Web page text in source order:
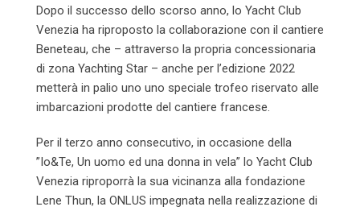
Dopo il successo dello scorso anno, lo Yacht Club
Venezia ha riproposto la collaborazione con il cantiere
Beneteau, che – attraverso la propria concessionaria
di zona Yachting Star – anche per l’edizione 2022
metterà in palio uno uno speciale trofeo riservato alle
imbarcazioni prodotte del cantiere francese.
Per il terzo anno consecutivo, in occasione della
”Io&Te, Un uomo ed una donna in vela” lo Yacht Club
Venezia riproporrà la sua vicinanza alla fondazione
Lene Thun, la ONLUS impegnata nella realizzazione di